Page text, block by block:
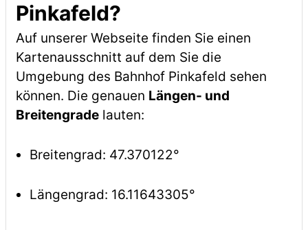
Pinkafeld?
Auf unserer Webseite finden Sie einen
Kartenausschnitt auf dem Sie die
Umgebung des Bahnhof Pinkafeld sehen
können. Die genauen Längen- und
Breitengradelauten:
Breitengrad: 47.370122°
Längengrad: 16.11643305°